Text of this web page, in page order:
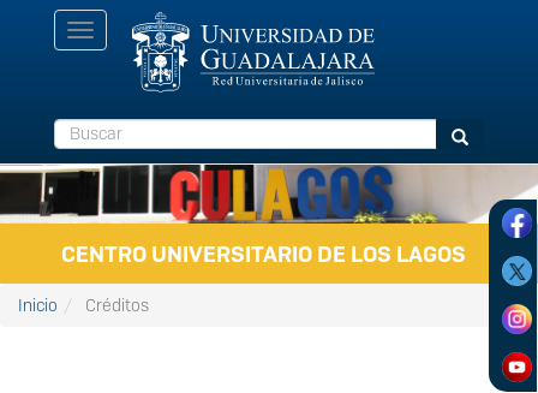
Pasar al contenido principal
Toggle
navigation
Buscar Buscar
CENTRO UNIVERSITARIO DE LOS LAGOS
Inicio Créditos